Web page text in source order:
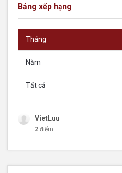
Bảng xếp hạng
Tháng
Năm
Tất cả
VietLuu
2 điểm